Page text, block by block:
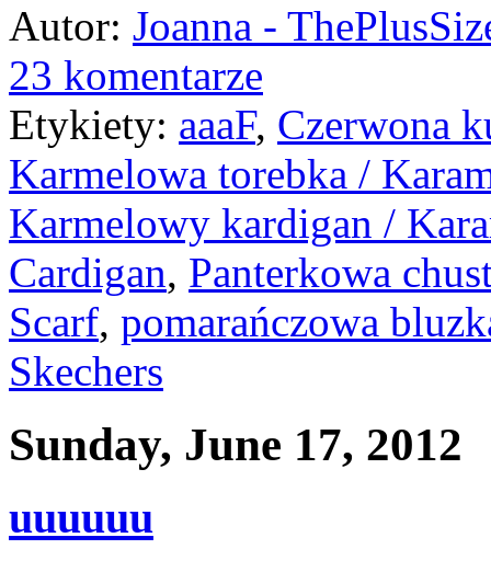
Autor: Joanna -
23 komentarze
Etykiety: aaaF, Czerwona
Karmelowa torebka /
Karmelowy kardigan /
Cardigan, Panterkowa
Scarf, pomarańczowa
Skechers
Sunday, June 17, 2012
uuuuuu